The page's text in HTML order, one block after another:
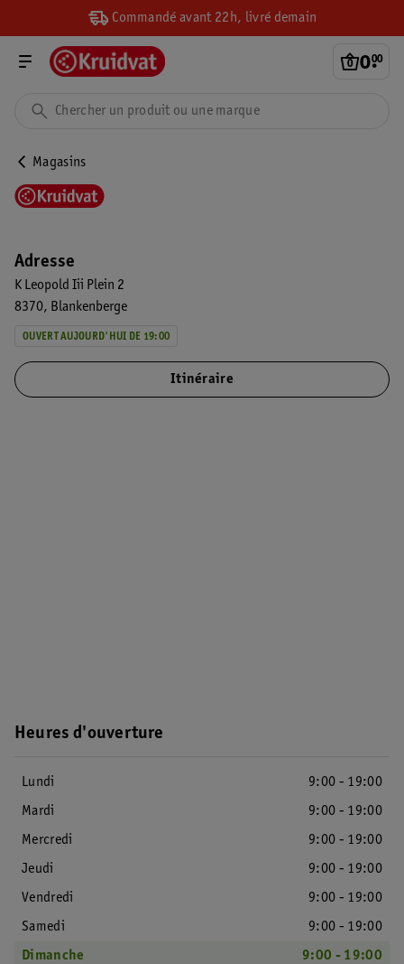
Commandé avant 22h, livré demain
0.
00
Magasins
Adresse
K Leopold Iii Plein 2
8370
Blankenberge
OUVERT AUJOURD'HUI DE 19:00
Itinéraire
Heures d'ouverture
Lundi
9:00 - 19:00
Mardi
9:00 - 19:00
Mercredi
9:00 - 19:00
Jeudi
9:00 - 19:00
Vendredi
9:00 - 19:00
Samedi
9:00 - 19:00
Dimanche
9:00 - 19:00